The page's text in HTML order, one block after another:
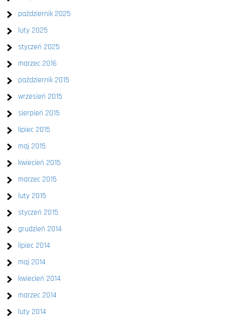
październik 2025
luty 2025
styczeń 2025
marzec 2016
październik 2015
wrzesień 2015
sierpień 2015
lipiec 2015
maj 2015
kwiecień 2015
marzec 2015
luty 2015
styczeń 2015
grudzień 2014
lipiec 2014
maj 2014
kwiecień 2014
marzec 2014
luty 2014